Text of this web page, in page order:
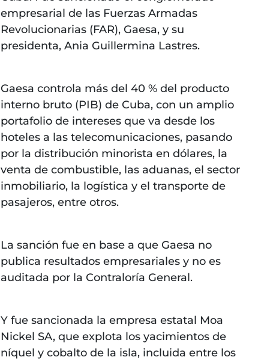
empresarial de las Fuerzas Armadas
Revolucionarias (FAR), Gaesa, y su
presidenta, Ania Guillermina Lastres.
Gaesa controla más del 40 % del producto
interno bruto (PIB) de Cuba, con un amplio
portafolio de intereses que va desde los
hoteles a las telecomunicaciones, pasando
por la distribución minorista en dólares, la
venta de combustible, las aduanas, el sector
inmobiliario, la logística y el transporte de
pasajeros, entre otros.
La sanción fue en base a que Gaesa no
publica resultados empresariales y no es
auditada por la Contraloría General.
Y fue sancionada la empresa estatal Moa
Nickel SA, que explota los yacimientos de
níquel y cobalto de la isla, incluida entre los